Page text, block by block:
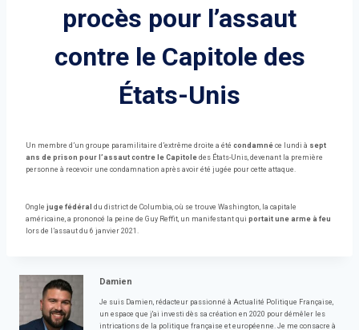
procès pour l’assaut
contre le Capitole des
États-Unis
Un membre d’un groupe paramilitaire d’extrême droite a été condamné ce lundi à sept
ans de prison pour l’assaut contre le Capitole des États-Unis, devenant la première
personne à recevoir une condamnation après avoir été jugée pour cette attaque.
Ongle juge fédéral du district de Columbia, où se trouve Washington, la capitale
américaine, a prononcé la peine de Guy Reffit, un manifestant qui portait une arme à feu
lors de l’assaut du 6 janvier 2021.
Damien
Je suis Damien, rédacteur passionné à Actualité Politique Française,
un espace que j'ai investi dès sa création en 2020 pour démêler les
intrications de la politique française et européenne. Je me consacre à